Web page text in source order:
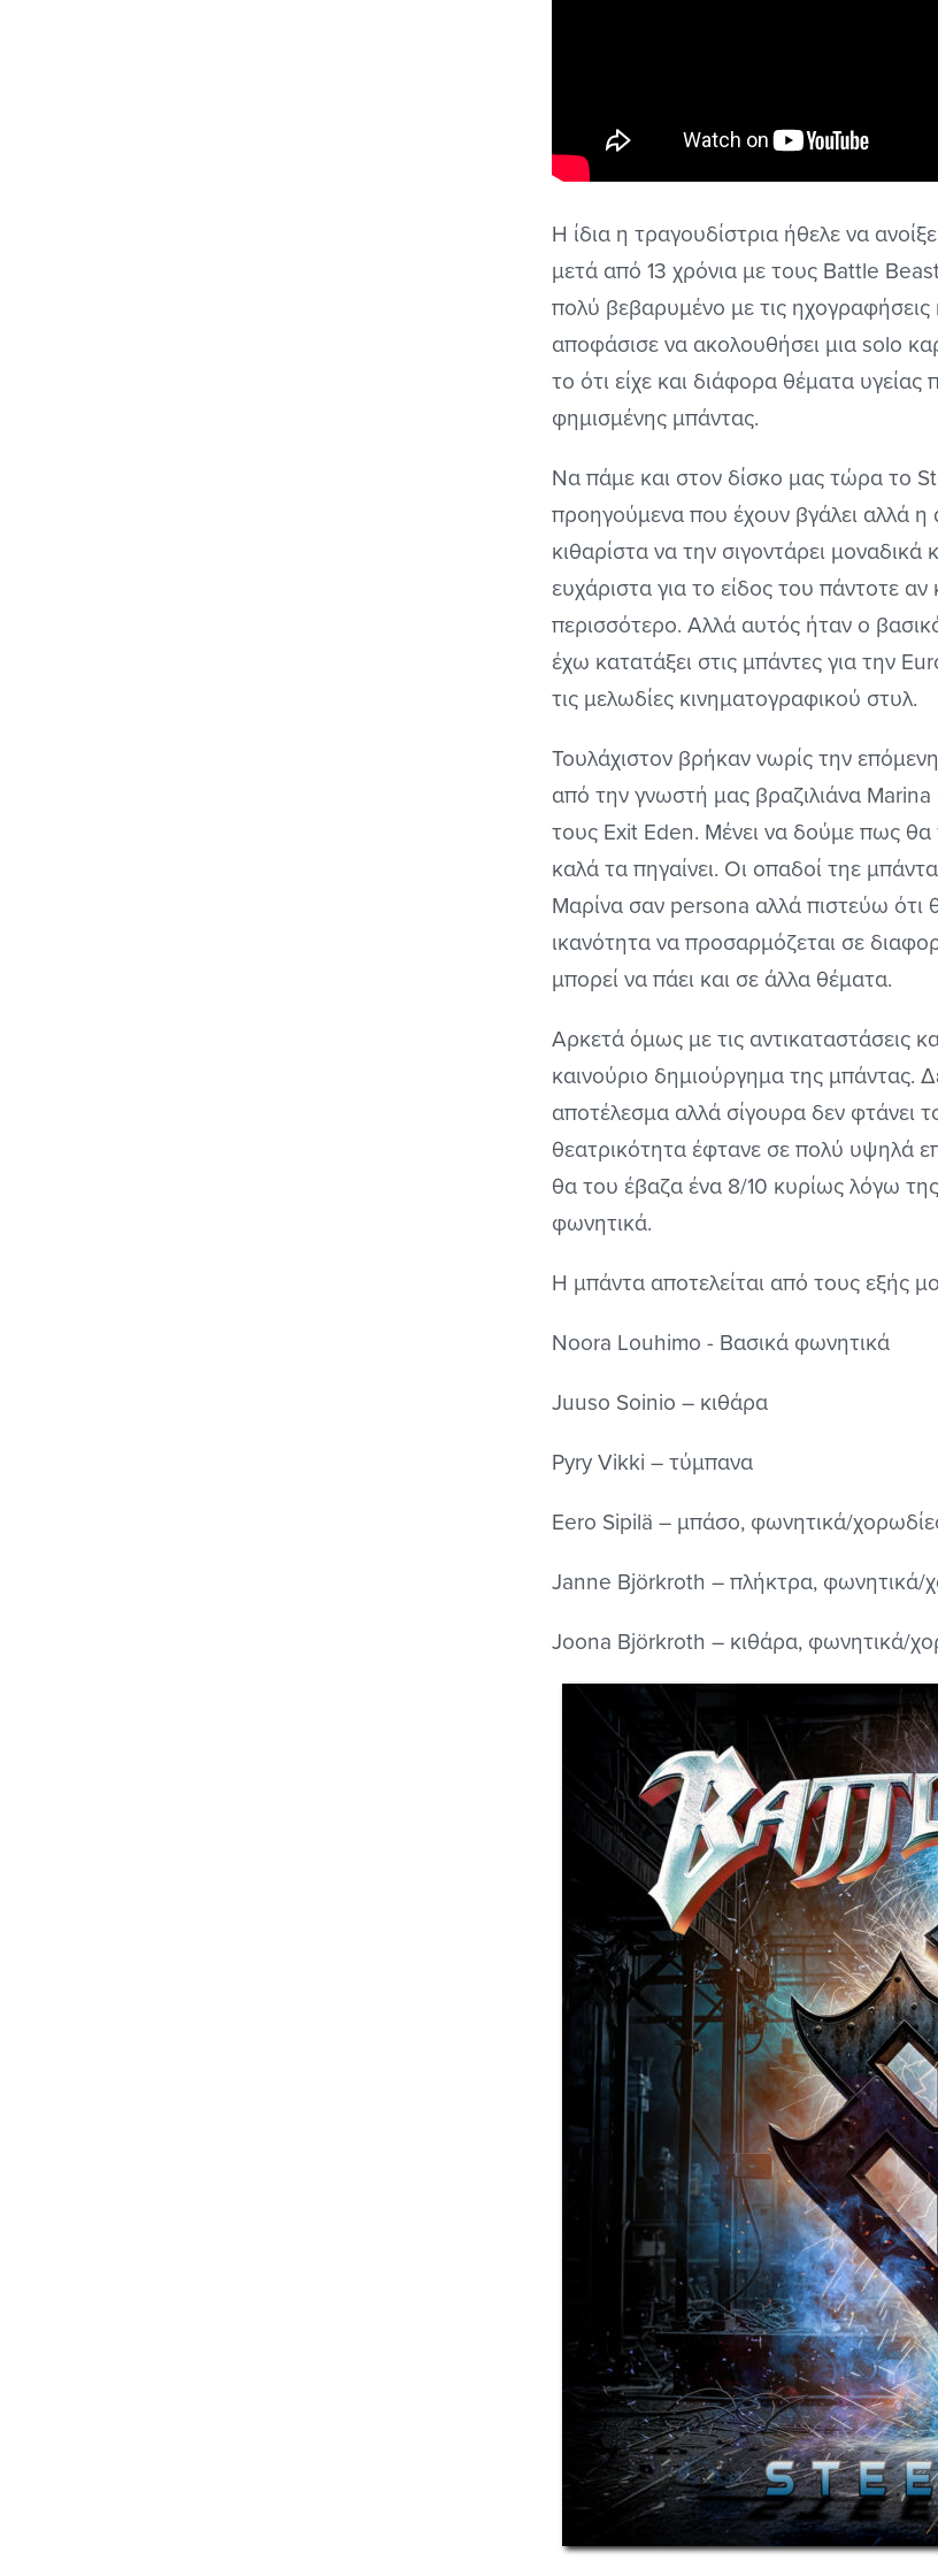
Η ίδια η τραγουδίστρια ήθελε να
μετά από 13 χρόνια με τους Battle
πολύ βεβαρυμένο με τις
αποφάσισε να ακολουθήσει μια solo
το ότι είχε και διάφορα θέματα
φημισμένης μπάντας.
Να πάμε και στον δίσκο μας τώρα το
προηγούμενα που έχουν βγάλει αλλά
κιθαρίστα να την σιγοντάρει
ευχάριστα για το είδος του πάντοτε
περισσότερο. Αλλά αυτός ήταν ο
έχω κατατάξει στις μπάντες για την
τις μελωδίες κινηματογραφικού στυλ.
Τουλάχιστον βρήκαν νωρίς την
από την γνωστή μας βραζιλιάνα
τους Exit Eden. Μένει να δούμε πως θα
καλά τα πηγαίνει. Οι οπαδοί τηε
Μαρίνα σαν persona αλλά πιστεύω ότι
ικανότητα να προσαρμόζεται σε
μπορεί να πάει και σε άλλα θέματα.
Αρκετά όμως με τις αντικαταστάσεις
καινούριο δημιούργημα της
αποτέλεσμα αλλά σίγουρα δεν φτάνει
θεατρικότητα έφτανε σε πολύ υψηλά
θα του έβαζα ένα 8/10 κυρίως λόγω
φωνητικά.
Η μπάντα αποτελείται από τους εξής
Noora Louhimo - Βασικά φωνητικά
Juuso Soinio – κιθάρα
Pyry Vikki – τύμπανα
Eero Sipilä – μπάσο, φωνητικά/
Janne Björkroth – πλήκτρα, φωνητικά/
Joona Björkroth – κιθάρα, φωνητικά/